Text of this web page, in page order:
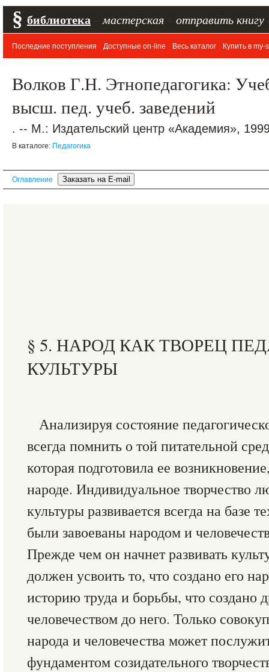
§ библиотека мастерская отправить книгу
Последние поступления Доступные on-line Весь каталог Купить в my-
Волков Г.Н. Этнопедагогика:
высш. пед. учеб. заведений
. -- М.: Издательский центр «Академия»,
В каталоге: Педагогика
Оглавление
§ 5. НАРОД КАК ТВОРЕЦ
КУЛЬТУРЫ
Анализируя состояние
всегда помнить о той питательной
которая подготовила ее
народе. Индивидуальное творчество
культуры развивается всегда на базе
были завоеваны народом и
Прежде чем он начнет развивать
должен усвоить то, что создано его
историю труда и борьбы, что создано
человечеством до него. Только
народа и человечества может
фундаментом созидательного